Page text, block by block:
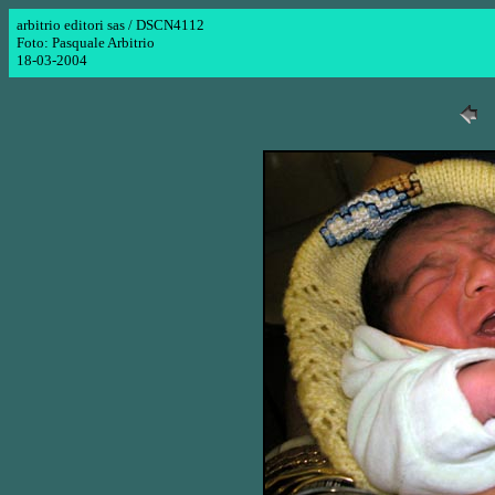
arbitrio editori sas / DSCN4112
Foto: Pasquale Arbitrio
18-03-2004